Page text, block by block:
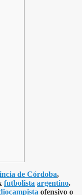
de Córdoba,
futbolista argentino.
ofensivo o